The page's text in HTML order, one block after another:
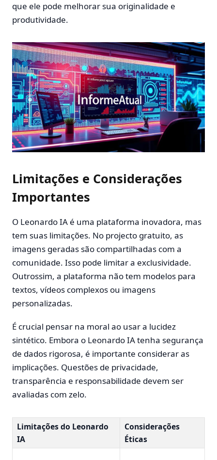
que ele pode melhorar sua originalidade e
produtividade.
Limitações e Considerações
Importantes
O Leonardo IA é uma plataforma inovadora, mas
tem suas limitações. No projecto gratuito, as
imagens geradas são compartilhadas com a
comunidade. Isso pode limitar a exclusividade.
Outrossim, a plataforma não tem modelos para
textos, vídeos complexos ou imagens
personalizadas.
É crucial pensar na moral ao usar a lucidez
sintético. Embora o Leonardo IA tenha segurança
de dados rigorosa, é importante considerar as
implicações. Questões de privacidade,
transparência e responsabilidade devem ser
avaliadas com zelo.
Limitações do Leonardo
IA
Considerações
Éticas